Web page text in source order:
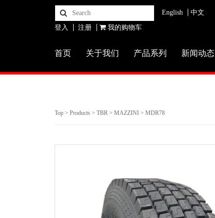
English 中文
登入 注册 我的购物车
首页 关于我们 产品系列 新闻动态
Top > Products > TBR > MAZZINI > MDR78